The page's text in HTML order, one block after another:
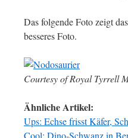
Das folgende Foto zeigt
besseres Foto.
Courtesy of Royal Tyrrell
Ähnliche Artikel:
Ups: Echse frisst Käfer,
Cool: Dino-Schwanz in